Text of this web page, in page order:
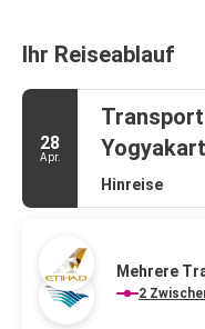
Ihr Reiseablauf
28
Apr.
Hinreise
Mehrere
2